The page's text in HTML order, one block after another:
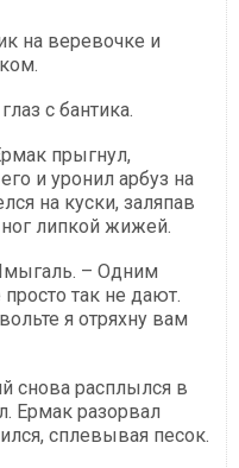
на веревочке и
с бантика.
прыгнул,
и уронил арбуз на
на куски, заляпав
ног липкой жижей.
– Одним
так не дают.
я отряхну вам
снова расплылся в
Ермак разорвал
сплевывая песок.